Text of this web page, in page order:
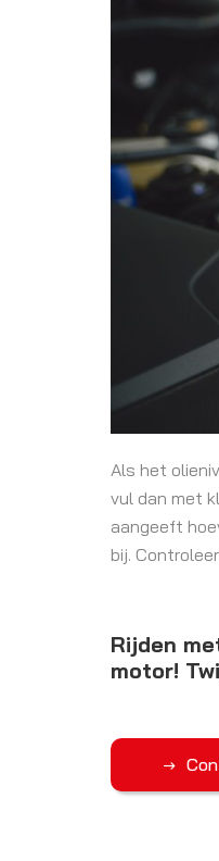
Als het
vul dan met
aangeeft
bij.
Rijden
motor!